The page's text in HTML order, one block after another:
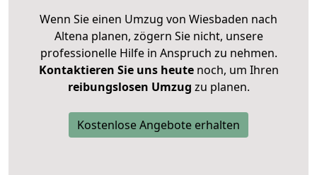
Wenn Sie einen Umzug von Wiesbaden nach
Altena planen, zögern Sie nicht, unsere
professionelle Hilfe in Anspruch zu nehmen.
Kontaktieren Sie uns heutenoch, um Ihren
reibungslosen Umzug zu planen.
Kostenlose Angebote erhalten